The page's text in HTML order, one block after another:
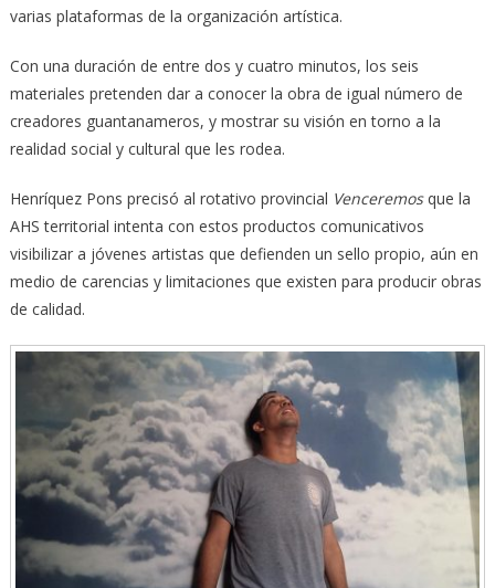
varias plataformas de la organización artística.
Con una duración de entre dos y cuatro minutos, los seis
materiales pretenden dar a conocer la obra de igual número de
creadores guantanameros, y mostrar su visión en torno a la
realidad social y cultural que les rodea.
Henríquez Pons precisó al rotativo provincial Venceremosque la
AHS territorial intenta con estos productos comunicativos
visibilizar a jóvenes artistas que defienden un sello propio, aún en
medio de carencias y limitaciones que existen para producir obras
de calidad.